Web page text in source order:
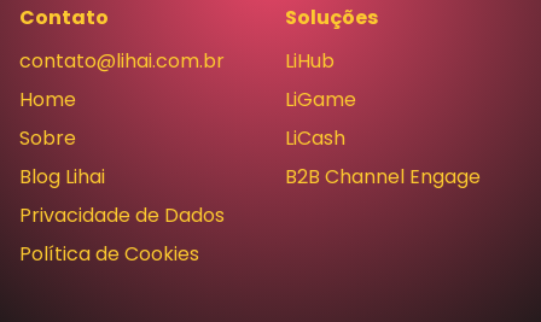
Contato
contato@lihai.com.br
Home
Sobre
Blog Lihai
Privacidade de Dados
Política de Cookies
Soluções
LiHub
LiGame
LiCash
B2B Channel Engage